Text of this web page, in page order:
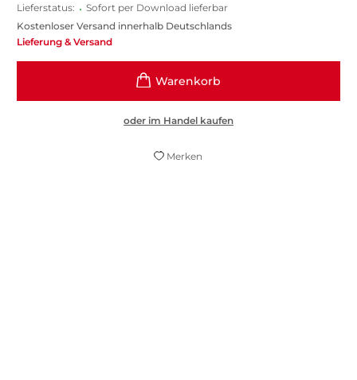
Lieferstatus: • Sofort per Download lieferbar
Kostenloser Versand innerhalb Deutschlands
Lieferung & Versand
oder im Handel kaufen
Merken